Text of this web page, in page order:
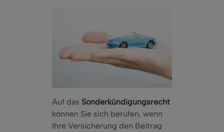
Auf das Sonderkündigungsrecht
können Sie sich berufen, wenn
Ihre Versicherung den Beitrag